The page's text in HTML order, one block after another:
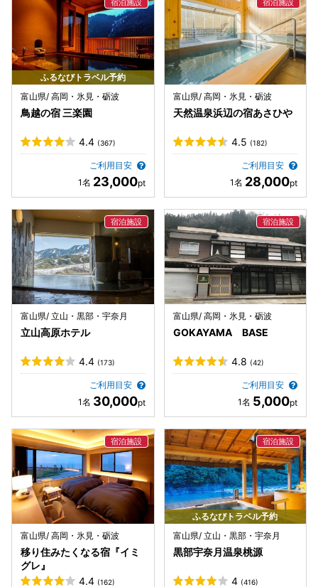
ふるなびトラベル予約
富山県/ 高岡・氷見・砺波
鳥越の宿 三楽園
4.4 (367)
ご利用目安
23,000
富山県/ 高岡・氷見・砺波
天然温泉浜辺の宿あさひや
4.5 (182)
ご利用目安
28,000
富山県/ 立山・黒部・宇奈月
立山高原ホテル
4.4 (173)
ご利用目安
30,000
富山県/ 高岡・氷見・砺波
GOKAYAMA BASE
4.8 (42)
ご利用目安
5,000
富山県/ 高岡・氷見・砺波
移り住みたくなる宿『イミ
グレ』
4.4 (162)
ふるなびトラベル予約
富山県/ 立山・黒部・宇奈月
黒部宇奈月温泉桃源
4 (416)